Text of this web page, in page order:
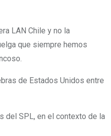
LAN Chile y no la
que siempre hemos
de Estados Unidos entre
del SPL, en el contexto de la